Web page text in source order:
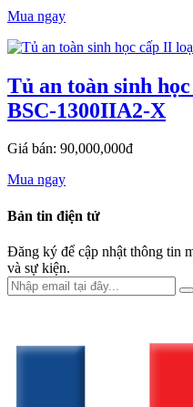
Mua ngay
Tủ an toàn sinh
BSC-1300IIA2-X
Giá bán: 90,000,000đ
Mua ngay
Bản tin điện tử
Đăng ký để cập nhật thông tin
và sự kiện.